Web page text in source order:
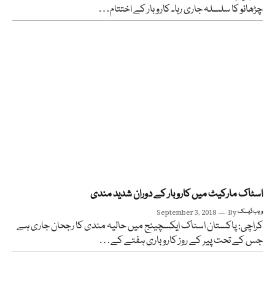
چڑھائو کا سلسلہ جاری رہا۔ کاروبار کے اختتام…
اسٹاک مارکیٹ میں کاروبار کے دوران شدید مندی
September 3, 2018 Byویب ڈیسک
کراچی: پاکستان اسٹاک ایکسچینج میں حالیہ مندی کا رجحان جاری ہے
جس کے تحت پیر کے روز کاروباری ہفتے کے…